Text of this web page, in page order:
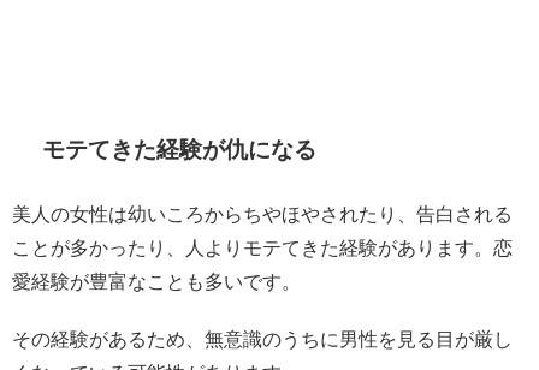
モテてきた経験が仇になる
美人の女性は幼いころからちやほやされたり、告白される
ことが多かったり、人よりモテてきた経験があります。恋
愛経験が豊富なことも多いです。
その経験があるため、無意識のうちに男性を見る目が厳し